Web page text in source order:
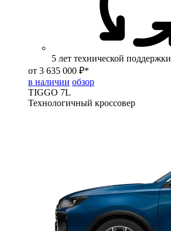
5 лет технической поддержки
от 3 635 000 ₽*
в наличии обзор
TIGGO 7L
Технологичный кроссовер